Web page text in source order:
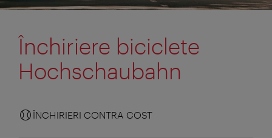
Închiriere biciclete
Hochschaubahn
ÎNCHIRIERI CONTRA COST